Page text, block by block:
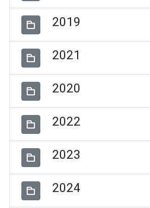
2019
2021
2020
2022
2023
2024